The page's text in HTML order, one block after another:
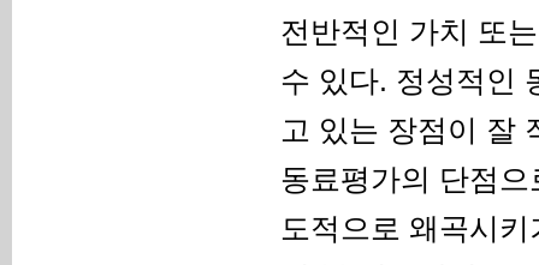
전반적인 가치 또
수 있다. 정성적인
고 있는 장점이 잘
동료평가의 단점
도적으로 왜곡시